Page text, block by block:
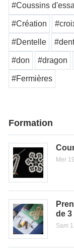
#Coussins
#Création
#Dentelle
#don #dragon
#Fermières
Formation
Mer
de 3
Sam